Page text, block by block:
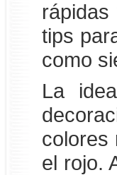
tips
como
La
colores
el rojo.